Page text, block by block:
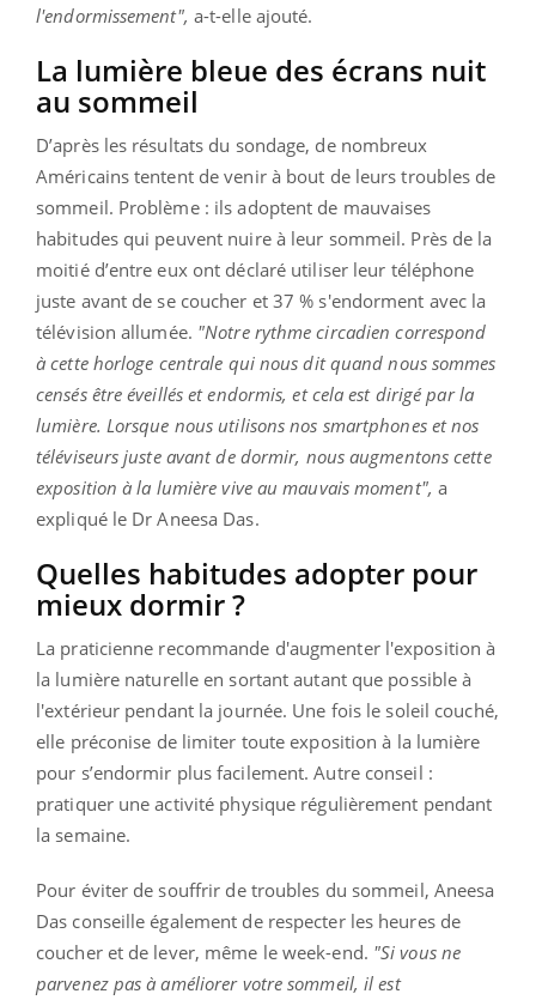
l'endormissement", a-t-elle ajouté.
La lumière bleue des écrans nuit
au sommeil
D’après les résultats du sondage, de nombreux
Américains tentent de venir à bout de leurs troubles de
sommeil. Problème : ils adoptent de mauvaises
habitudes qui peuvent nuire à leur sommeil. Près de la
moitié d’entre eux ont déclaré utiliser leur téléphone
juste avant de se coucher et 37 % s'endorment avec la
télévision allumée. "Notre rythme circadien correspond
à cette horloge centrale qui nous dit quand nous sommes
censés être éveillés et endormis, et cela est dirigé par la
lumière. Lorsque nous utilisons nos smartphones et nos
téléviseurs juste avant de dormir, nous augmentons cette
exposition à la lumière vive au mauvais moment", a
expliqué le Dr Aneesa Das.
Quelles habitudes adopter pour
mieux dormir ?
La praticienne recommande d'augmenter l'exposition à
la lumière naturelle en sortant autant que possible à
l'extérieur pendant la journée. Une fois le soleil couché,
elle préconise de limiter toute exposition à la lumière
pour s’endormir plus facilement. Autre conseil :
pratiquer une activité physique régulièrement pendant
la semaine.
Pour éviter de souffrir de troubles du sommeil, Aneesa
Das conseille également de respecter les heures de
coucher et de lever, même le week-end. "Si vous ne
parvenez pas à améliorer votre sommeil, il est